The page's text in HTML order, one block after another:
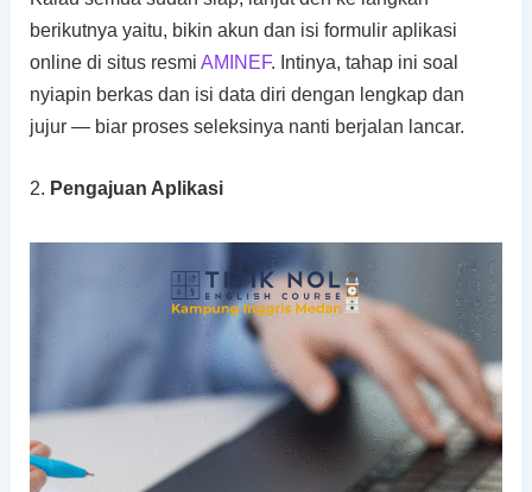
berikutnya yaitu, bikin akun dan isi formulir aplikasi
online di situs resmiAMINEF. Intinya, tahap ini soal
nyiapin berkas dan isi data diri dengan lengkap dan
jujur — biar proses seleksinya nanti berjalan lancar.
2. Pengajuan Aplikasi